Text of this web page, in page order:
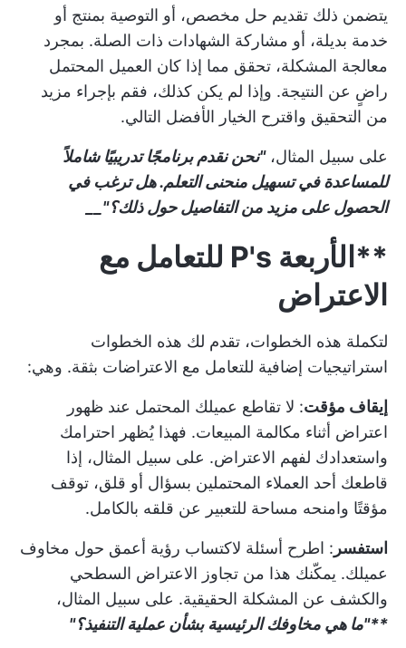
يتضمن ذلك تقديم حل مخصص، أو التوصية بمنتج أو
خدمة بديلة، أو مشاركة الشهادات ذات الصلة. بمجرد
معالجة المشكلة، تحقق مما إذا كان العميل المحتمل
راضٍ عن النتيجة. وإذا لم يكن كذلك، فقم بإجراء مزيد
من التحقيق واقترح الخيار الأفضل التالي.
على سبيل المثال،"نحن نقدم برنامجًا تدريبيًا شاملاً
للمساعدة في تسهيل منحنى التعلم. هل ترغب في
الحصول على مزيد من التفاصيل حول ذلك؟"__
**الأربعة P's للتعامل مع
الاعتراض
لتكملة هذه الخطوات، تقدم لك هذه الخطوات
استراتيجيات إضافية للتعامل مع الاعتراضات بثقة. وهي:
إيقاف مؤقت: لا تقاطع عميلك المحتمل عند ظهور
اعتراض أثناء مكالمة المبيعات. فهذا يُظهر احترامك
واستعدادك لفهم الاعتراض. على سبيل المثال، إذا
قاطعك أحد العملاء المحتملين بسؤال أو قلق، توقف
مؤقتًا وامنحه مساحة للتعبير عن قلقه بالكامل.
استفسر : اطرح أسئلة لاكتساب رؤية أعمق حول مخاوف
عميلك. يمكّنك هذا من تجاوز الاعتراض السطحي
والكشف عن المشكلة الحقيقية. على سبيل المثال،
**"ما هي مخاوفك الرئيسية بشأن عملية التنفيذ؟"